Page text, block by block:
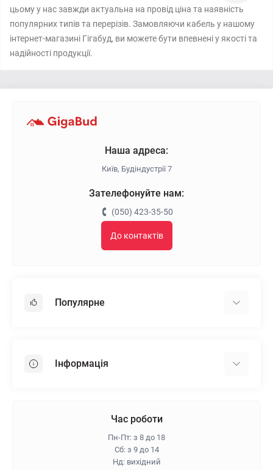
цьому у нас завжди актуальна на провід ціна та наявність
популярних типів та перерізів. Замовляючи кабель у нашому
інтернет-магазині Гігабуд, ви можете бути впевнені у якості та
надійності продукції.
Наша адреса:
Київ, Будіндустрії 7
Зателефонуйте нам:
(050) 423-35-50
До контактів
Популярне
Пінопласт
Інформація
Гарантія та повернення
Час роботи
Пн-Пт: з 8 до 18
Сб: з 9 до 14
Нд: вихідний